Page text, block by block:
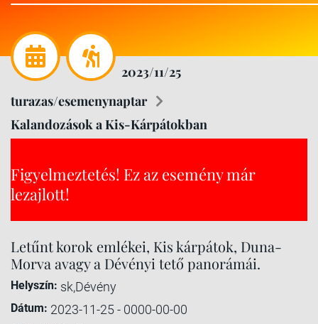
2023/11/25
turazas/esemenynaptar
Kalandozások a Kis-Kárpátokban
Figyelmeztetés! Ez az esemény már
lezajlott!
Letűnt korok emlékei, Kis kárpátok, Duna-
Morva avagy a Dévényi tető panorámái.
Helyszín: sk,Dévény
Dátum: 2023-11-25 - 0000-00-00